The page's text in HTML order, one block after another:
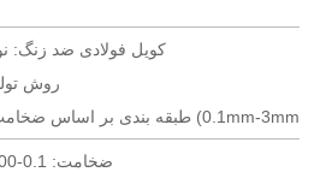
کویل فولادی ضد زنگ:
روش
طبقه بندی بر اساس ضخامت: نوار نازک (0.1mm-3mm)
ضخامت: 0.1-3.00 میلی متر